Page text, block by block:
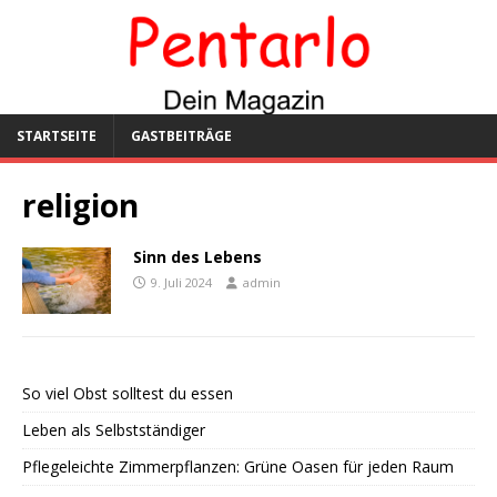
STARTSEITE GASTBEITRÄGE
religion
Sinn des Lebens
9. Juli 2024 admin
So viel Obst solltest du essen
Leben als Selbstständiger
Pflegeleichte Zimmerpflanzen: Grüne Oasen für jeden Raum